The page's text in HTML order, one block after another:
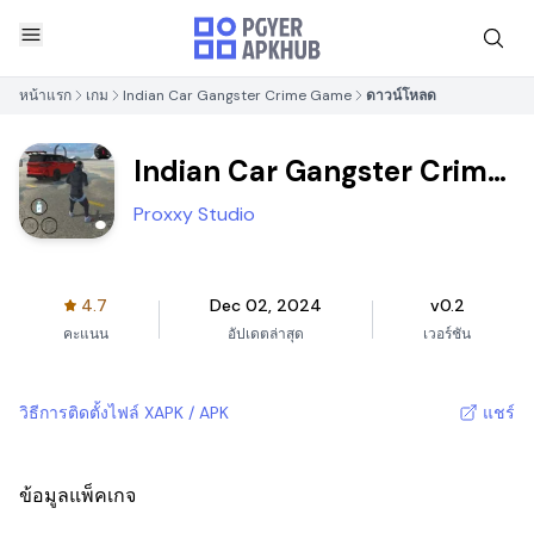
หน้าแรก เกม Indian Car Gangster Crime Game ดาวน์โหลด
Indian Car Gangster Crime
Game
Proxxy Studio
4.7
คะแนน
Dec 02, 2024
อัปเดตล่าสุด
v0.2
เวอร์ชัน
วิธีการติดตั้งไฟล์ XAPK / APK แชร์
ข้อมูลแพ็คเกจ